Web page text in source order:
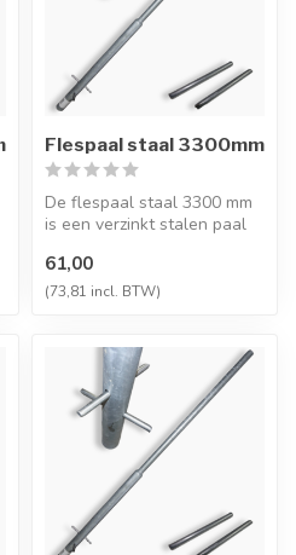
Flespaal staal 3300mm
De flespaal staal 3300 mm
is een verzinkt stalen paal
61,00
(73,81 incl. BTW)